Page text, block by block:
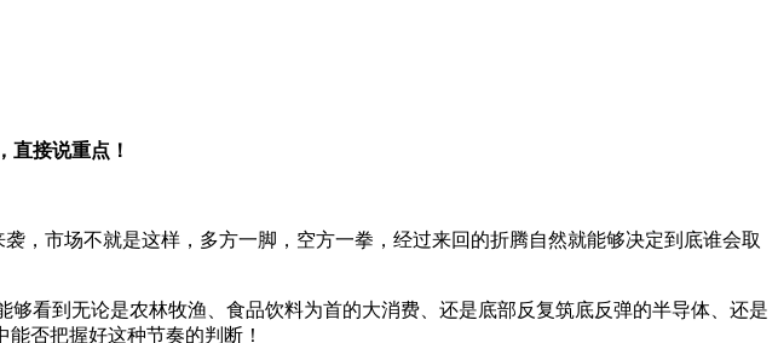
直接说重点！
，市场不就是这样，多方一脚，空方一拳，经过来回的折腾自然就能够决定到底谁会取
看到无论是农林牧渔、食品饮料为首的大消费、还是底部反复筑底反弹的半导体、还是
否把握好这种节奏的判断！